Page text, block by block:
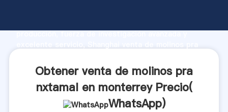
producción, fuerza de investigación avanzada y
aporta valores a todos los clientes.
Obtener venta de molinos pra
nxtamal en monterrey Precio(
WhatsApp)